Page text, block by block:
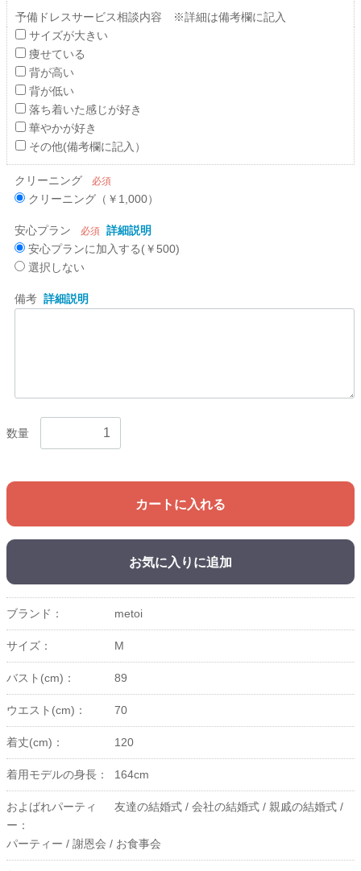
予備ドレスサービス相談内容 ※詳細は備考欄に記入
サイズが大きい
痩せている
背が高い
背が低い
落ち着いた感じが好き
華やかが好き
その他(備考欄に記入）
クリーニング 必須
クリーニング（￥1,000）
安心プラン 必須 詳細説明
安心プランに加入する(￥500)
選択しない
備考 詳細説明
数量
カートに入れる
お気に入りに追加
ブランド： metoi
サイズ： M
バスト(cm)： 89
ウエスト(cm)： 70
着丈(cm)： 120
着用モデルの身長： 164cm
およばれパーティ
ー：
友達の結婚式 / 会社の結婚式 / 親戚の結婚式 /
パーティー / 謝恩会 / お食事会